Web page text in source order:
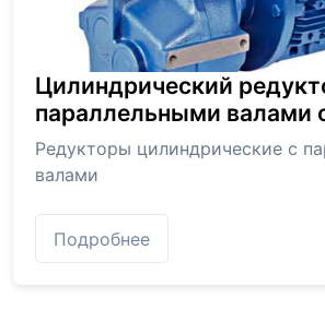
Цилиндрический
параллельными валами
Редукторы цилиндрические с
валами
Подробнее